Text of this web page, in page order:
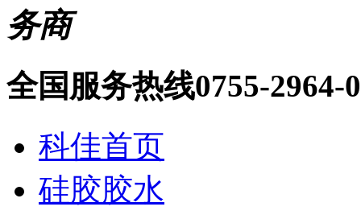
务商
全国服务热线0755-2964-
科佳首页
硅胶胶水